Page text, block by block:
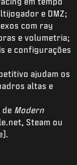
e DMZ;
com ray
e volumetria;
e configurações
ajudam os
altas e
de Modern
Steam ou